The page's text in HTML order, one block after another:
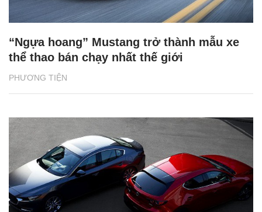
PHƯƠNG TIỆN
“Ngựa hoang” Mustang trở thành mẫu xe
thể thao bán chạy nhất thế giới